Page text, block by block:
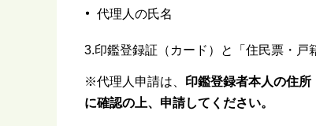
代理人の氏名
3.印鑑登録証（カード）と「住民票・戸
※代理人申請は、 印鑑登録者本人の住
に確認の上、申請してください。